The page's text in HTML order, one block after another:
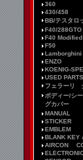
360
430/458
BB/テスタロ
F40/288GTO
F40
F50
Lamborghini
ENZO
KOENIG-
USED PARTS
フェラーリ
ボディー/シ
グカバー
MANUAL
STICKER
EMBLEM
BLANK KEY
AIRCON